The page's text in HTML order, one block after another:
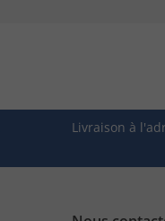
Livraison à